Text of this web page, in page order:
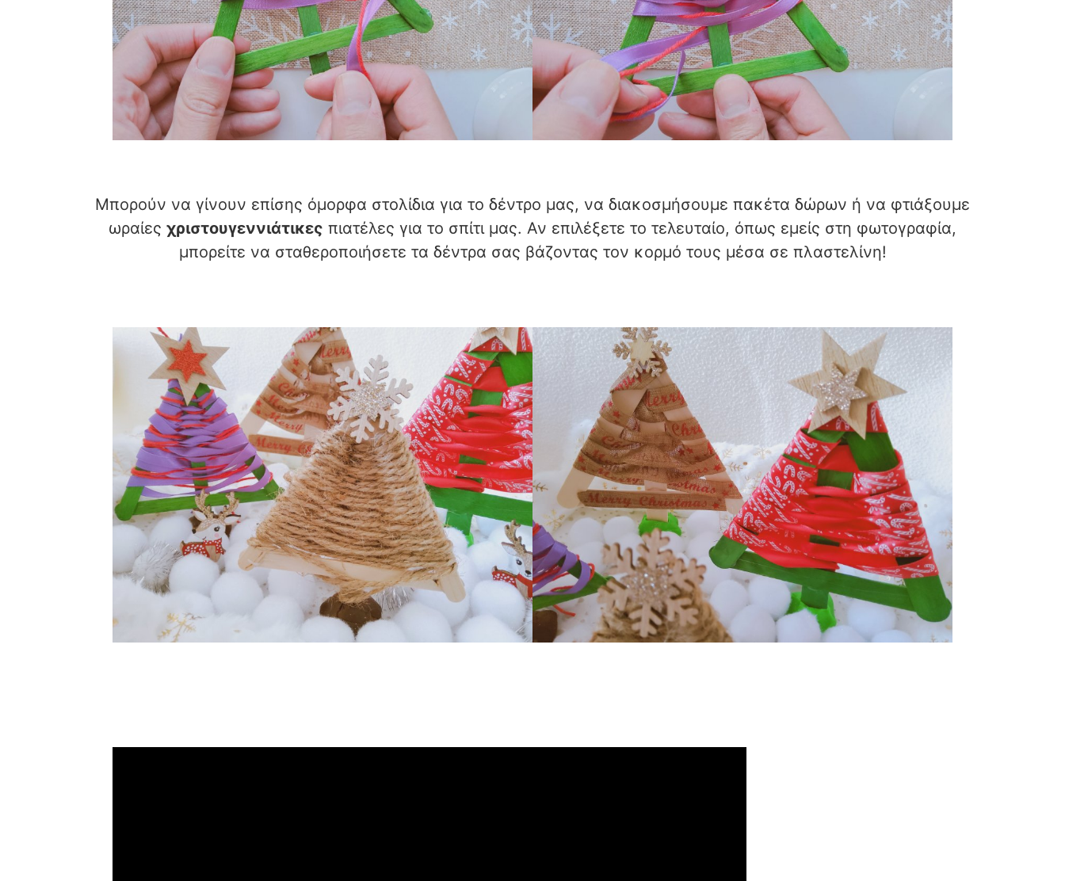
Μπορούν να γίνουν επίσης όμορφα στολίδια για το δέντρο μας, να διακοσμήσουμε πακέτα δώρων ή να φτιάξουμε
ωραίες χριστουγεννιάτικες πιατέλες για το σπίτι μας. Αν επιλέξετε το τελευταίο, όπως εμείς στη φωτογραφία,
μπορείτε να σταθεροποιήσετε τα δέντρα σας βάζοντας τον κορμό τους μέσα σε πλαστελίνη!